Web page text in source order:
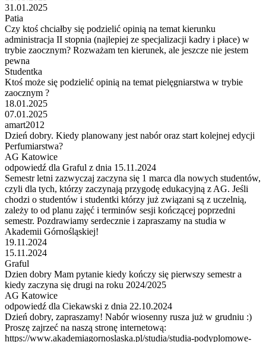
31.01.2025
Patia
Czy ktoś chciałby się podzielić opinią na temat kierunku
administracja II stopnia (najlepiej ze specjalizacji kadry i płace) w
trybie zaocznym? Rozważam ten kierunek, ale jeszcze nie jestem
pewna
Studentka
Ktoś może się podzielić opinią na temat pielęgniarstwa w trybie
zaocznym ?
18.01.2025
07.01.2025
amart2012
Dzień dobry. Kiedy planowany jest nabór oraz start kolejnej edycji
Perfumiarstwa?
AG Katowice
odpowiedź dla Graful z dnia 15.11.2024
Semestr letni zazwyczaj zaczyna się 1 marca dla nowych studentów,
czyli dla tych, którzy zaczynają przygodę edukacyjną z AG. Jeśli
chodzi o studentów i studentki którzy już związani są z uczelnią,
zależy to od planu zajęć i terminów sesji kończącej poprzedni
semestr. Pozdrawiamy serdecznie i zapraszamy na studia w
Akademii Górnośląskiej!
19.11.2024
15.11.2024
Graful
Dzien dobry Mam pytanie kiedy kończy się pierwszy semestr a
kiedy zaczyna się drugi na roku 2024/2025
AG Katowice
odpowiedź dla Ciekawski z dnia 22.10.2024
Dzień dobry, zapraszamy! Nabór wiosenny rusza już w grudniu :)
Proszę zajrzeć na naszą stronę internetową:
https://www.akademiagornoslaska.pl/studia/studia-podyplomowe-